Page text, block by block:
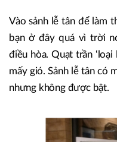
Vào sảnh lễ tân để làm
bạn ở đây quá vì trời
điều hòa. Quạt trần ‘loại
mấy gió. Sảnh lễ tân có
nhưng không được bật.